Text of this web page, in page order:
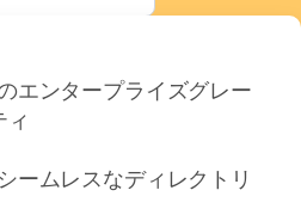
エンタープライズグレー
ィ
ームレスなディレクトリ